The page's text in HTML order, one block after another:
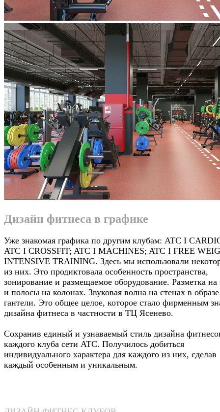
Дизайн фитнеса в графике
Уже знакомая графика по другим клубам: АТС I
ATC I CROSSFIT; ATC I MACHINES; ATC I FREE
INTENSIVE TRAINING. Здесь мы использовали
из них. Это продиктовала особенность пространства,
зонирование и размещаемое оборудование. Разметка на
и полосы на колонах. Звуковая волна на стенах в образе
гантели. Это общее целое, которое стало фирменным
дизайна фитнеса в частности в ТЦ Ясенево.
Сохранив единый и узнаваемый стиль дизайна
каждого клуба сети АТС. Получилось добиться
индивидуального характера для каждого из них, сделав
каждый особенным и уникальным.